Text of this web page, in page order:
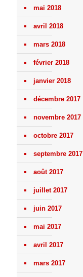
mai 2018
avril 2018
mars 2018
février 2018
janvier 2018
décembre 2017
novembre 2017
octobre 2017
septembre 2017
août 2017
juillet 2017
juin 2017
mai 2017
avril 2017
mars 2017